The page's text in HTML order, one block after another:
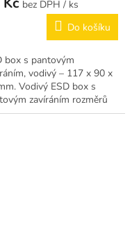
/ ks
Do košíku
box s pantovým
vodivý – 117 x 90 x
Vodivý ESD box s
zavíráním rozměrů
x 90 x 21 mm – větší